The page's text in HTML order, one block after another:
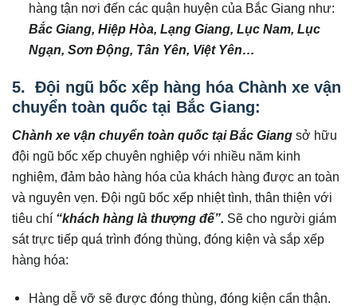
hàng tận nơi đến các quận huyện của Bắc Giang như:
Bắc Giang,Hiệp Hòa,Lạng Giang,Lục Nam,Lục
Ngạn,Sơn Động, Tân Yên, Việt Yên…
5. Đội ngũ bốc xếp hàng hóa Chành xe vận
chuyển toàn quốc tại Bắc Giang:
Chành xe vận chuyển toàn quốc tạiBắc Giang sở hữu
đội ngũ bốc xếp chuyên nghiệp với nhiều năm kinh
nghiệm, đảm bảo hàng hóa của khách hàng được an toàn
và nguyên vẹn. Đội ngũ bốc xếp nhiệt tình, thân thiện với
tiêu chí “khách hàng là thượng đế”. Sẽ cho người giám
sát trực tiếp quá trình đóng thùng, đóng kiện và sắp xếp
hàng hóa:
Hàng dễ vỡ sẽ được đóng thùng, đóng kiện cẩn thận.